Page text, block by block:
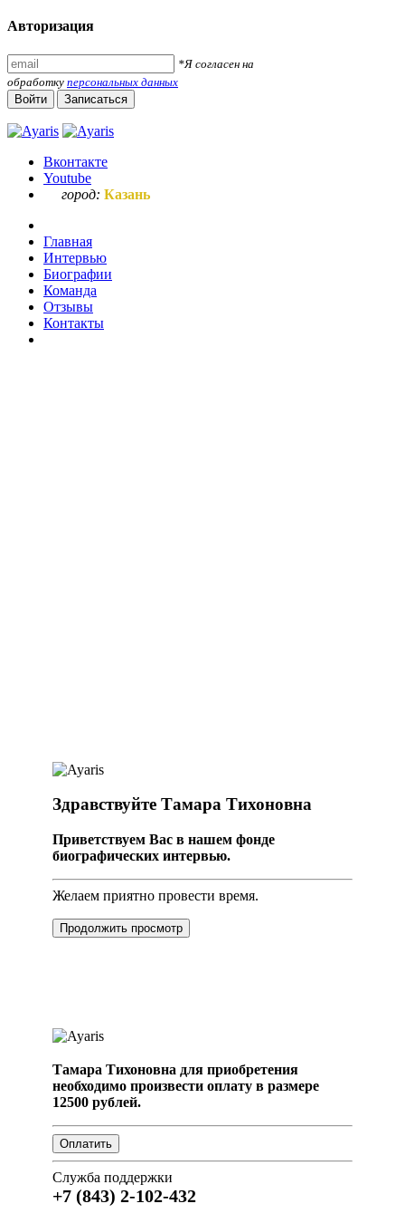
Авторизация
*Я согласен на
обработку персональных данных
Войти
Записаться
Вконтакте
Youtube
город: Казань
Главная
Интервью
Биографии
Команда
Отзывы
Контакты
Здравствуйте Тамара Тихоновна
Приветствуем Вас в нашем фонде
биографических интервью.
Желаем приятно провести время.
Продолжить просмотр
Тамара Тихоновна для приобретения
необходимо произвести оплату в размере
12500 рублей.
Служба поддержки
+7 (843) 2-102-432